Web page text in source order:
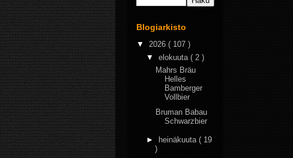
Blogiarkisto
▼ 2026 ( 107 )
▼ elokuuta ( 2 )
Mahrs Bräu
Helles
Bamberger
Vollbier
Bruman Babau
Schwarzbier
► heinäkuuta ( 19
)